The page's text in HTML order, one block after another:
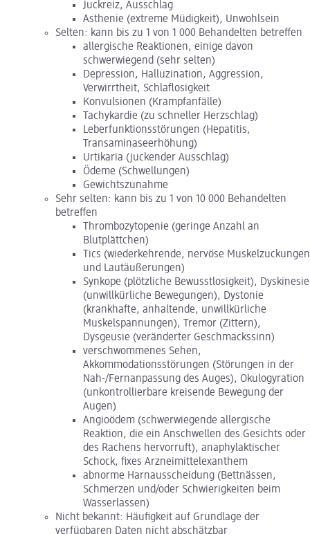
Juckreiz, Ausschlag
Asthenie (extreme Müdigkeit), Unwohlsein
Selten: kann bis zu 1 von 1 000 Behandelten betreffen
allergische Reaktionen, einige davon
schwerwiegend (sehr selten)
Depression, Halluzination, Aggression,
Verwirrtheit, Schlaflosigkeit
Konvulsionen (Krampfanfälle)
Tachykardie (zu schneller Herzschlag)
Leberfunktionsstörungen (Hepatitis,
Transaminaseerhöhung)
Urtikaria (juckender Ausschlag)
Ödeme (Schwellungen)
Gewichtszunahme
Sehr selten: kann bis zu 1 von 10 000 Behandelten
betreffen
Thrombozytopenie (geringe Anzahl an
Blutplättchen)
Tics (wiederkehrende, nervöse Muskelzuckungen
und Lautäußerungen)
Synkope (plötzliche Bewusstlosigkeit), Dyskinesie
(unwillkürliche Bewegungen), Dystonie
(krankhafte, anhaltende, unwillkürliche
Muskelspannungen), Tremor (Zittern),
Dysgeusie (veränderter Geschmackssinn)
verschwommenes Sehen,
Akkommodationsstörungen (Störungen in der
Nah-/Fernanpassung des Auges), Okulogyration
(unkontrollierbare kreisende Bewegung der
Augen)
Angioödem (schwerwiegende allergische
Reaktion, die ein Anschwellen des Gesichts oder
des Rachens hervorruft), anaphylaktischer
Schock, fixes Arzneimittelexanthem
abnorme Harnausscheidung (Bettnässen,
Schmerzen und/oder Schwierigkeiten beim
Wasserlassen)
Nicht bekannt: Häufigkeit auf Grundlage der
verfügbaren Daten nicht abschätzbar